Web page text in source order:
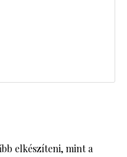
elkészíteni, mint a